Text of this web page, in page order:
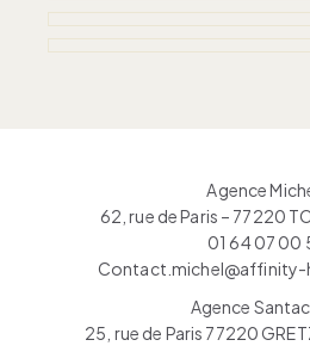
Agence
62, rue de Paris – 77220
01 64 07 00
Agence
25, rue de Paris 77220